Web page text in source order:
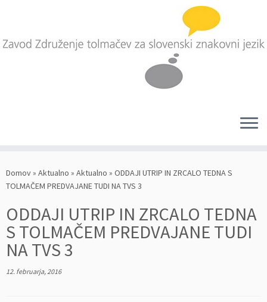
na
vsebino
Domov» Aktualno » Aktualno » ODDAJI UTRIP IN ZRCALO TEDNA S
TOLMAČEM PREDVAJANE TUDI NA TVS 3
ODDAJI UTRIP IN ZRCALO TEDNA
S TOLMAČEM PREDVAJANE TUDI
NA TVS 3
12. februarja, 2016